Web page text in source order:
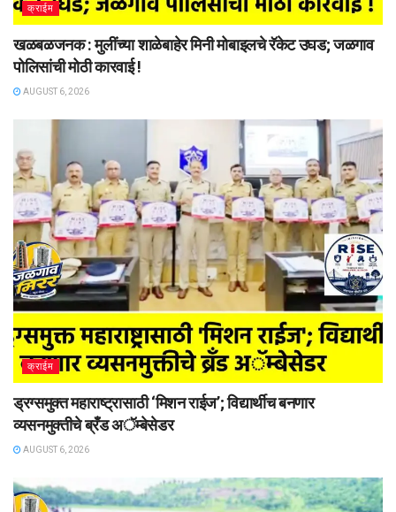
क्राईम
खळबळजनक : मुलींच्या शाळेबाहेर मिनी मोबाइलचे रॅकेट उघड; जळगाव
पोलिसांची मोठी कारवाई !
AUGUST 6, 2026
क्राईम
ड्रग्समुक्त महाराष्ट्रासाठी ‘मिशन राईज’; विद्यार्थीच बनणार
व्यसनमुक्तीचे ब्रँड अॅम्बेसेडर
AUGUST 6, 2026